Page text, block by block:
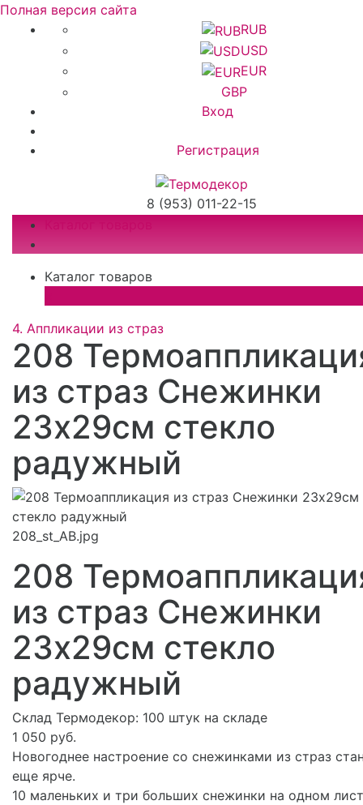
Полная версия сайта
RUB
USD
EUR
GBP
Вход
Регистрация
8 (953) 011-22-15
Каталог товаров
4. Аппликации из страз
208
из страз Снежинки
23х29см стекло
радужный
208_st_AB.jpg
208
из страз Снежинки
23х29см стекло
радужный
Склад Термодекор: 100 штук на складе
1 050 руб.
Новогоднее настроение со снежинками из страз
еще ярче.
10 маленьких и три больших снежинки на одном